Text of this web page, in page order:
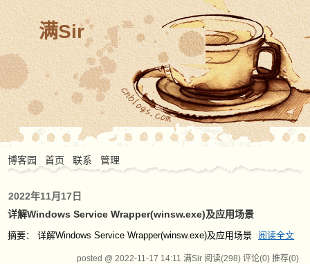
满Sir
博客园 首页 联系 管理
2022年11月17日
详解Windows Service Wrapper(winsw.exe)及应用场景
摘要： 详解Windows Service Wrapper(winsw.exe)及应用场景 阅读全文
posted @ 2022-11-17 14:11 满Sir 阅读(298) 评论(0) 推荐(0)